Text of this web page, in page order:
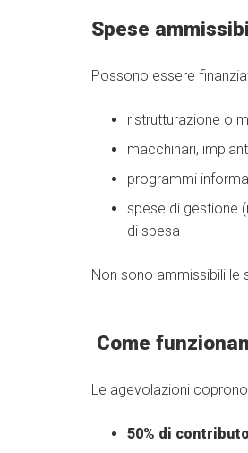
Spese
Possono essere
ristrutturazione o
macchinari,
programmi
spese di gestione
di spesa
Non sono ammissibili le
Come
Le agevolazioni
50% di